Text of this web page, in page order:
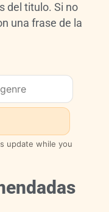
del titulo. Si no
una frase de la
update while you